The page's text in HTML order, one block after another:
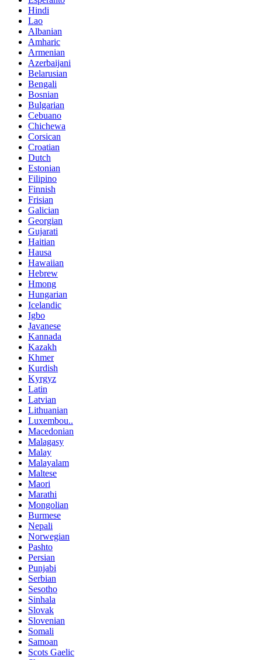
Hindi
Lao
Albanian
Amharic
Armenian
Azerbaijani
Belarusian
Bengali
Bosnian
Bulgarian
Cebuano
Chichewa
Corsican
Croatian
Dutch
Estonian
Filipino
Finnish
Frisian
Galician
Georgian
Gujarati
Haitian
Hausa
Hawaiian
Hebrew
Hmong
Hungarian
Icelandic
Igbo
Javanese
Kannada
Kazakh
Khmer
Kurdish
Kyrgyz
Latin
Latvian
Lithuanian
Luxembou..
Macedonian
Malagasy
Malay
Malayalam
Maltese
Maori
Marathi
Mongolian
Burmese
Nepali
Norwegian
Pashto
Persian
Punjabi
Serbian
Sesotho
Sinhala
Slovak
Slovenian
Somali
Samoan
Scots Gaelic